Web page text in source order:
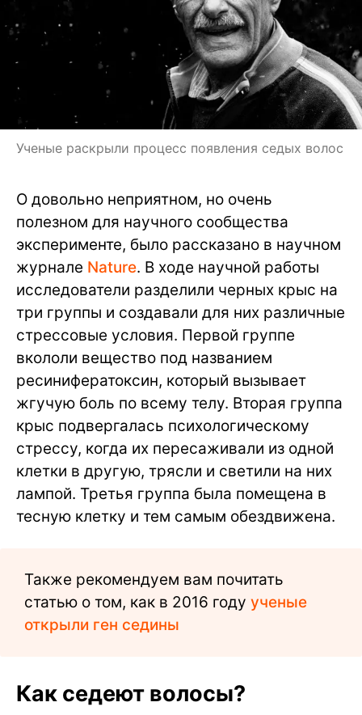
Ученые раскрыли процесс появления седых волос
О довольно неприятном, но очень
полезном для научного сообщества
эксперименте, было рассказано в научном
журнале Nature. В ходе научной работы
исследователи разделили черных крыс на
три группы и создавали для них различные
стрессовые условия. Первой группе
вкололи вещество под названием
ресинифератоксин, который вызывает
жгучую боль по всему телу. Вторая группа
крыс подвергалась психологическому
стрессу, когда их пересаживали из одной
клетки в другую, трясли и светили на них
лампой. Третья группа была помещена в
тесную клетку и тем самым обездвижена.
Также рекомендуем вам почитать
статью о том, как в 2016 году ученые
открыли ген седины
Как седеют волосы?